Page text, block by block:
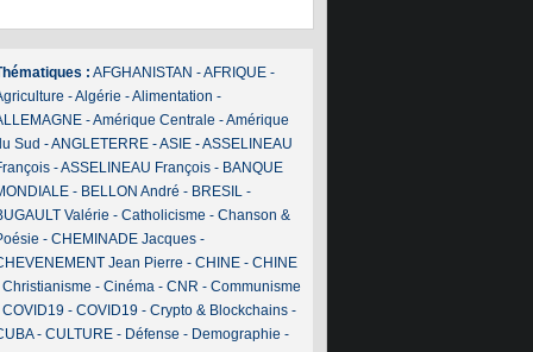
: AFGHANISTAN -AFRIQUE-
-Algérie -Alimentation -
-Amérique Centrale -Amérique
Sud -ANGLETERRE-ASIE-ASSELINEAU
-ASSELINEAU François- BANQUE
- BELLON André - BRESIL-
Valérie - Catholicisme - Chanson &
- CHEMINADE Jacques-
Jean Pierre - CHINE- CHINE
Christianisme - Cinéma- CNR - Communisme
COVID19 - COVID19 - Crypto & Blockchains-
- CULTURE- Défense - Demographie -